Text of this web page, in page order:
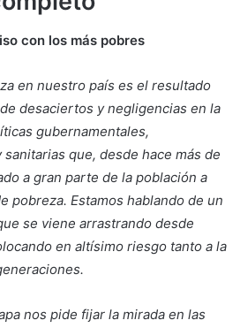
con los más pobres
en nuestro país es el resultado
desaciertos y negligencias en la
gubernamentales,
que, desde hace más de
a gran parte de la población a
pobreza. Estamos hablando de un
se viene arrastrando desde
en altísimo riesgo tanto a la
nos pide fijar la mirada en las